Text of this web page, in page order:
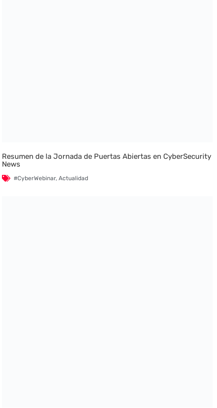
Resumen de la Jornada de Puertas Abiertas en CyberSecurity
News
#CyberWebinar,Actualidad